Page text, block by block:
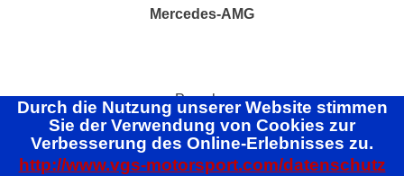
Mercedes-AMG
Porsche
Durch die Nutzung unserer Website stimmen
Sie der Verwendung von Cookies zur
Verbesserung des Online-Erlebnisses zu.
http://www.vgs-motorsport.com/datenschutz